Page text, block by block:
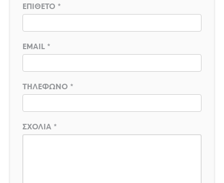
ΕΠΙΘΕΤΟ *
EMAIL *
ΤΗΛΕΦΩΝΟ *
ΣΧΟΛΙΑ *